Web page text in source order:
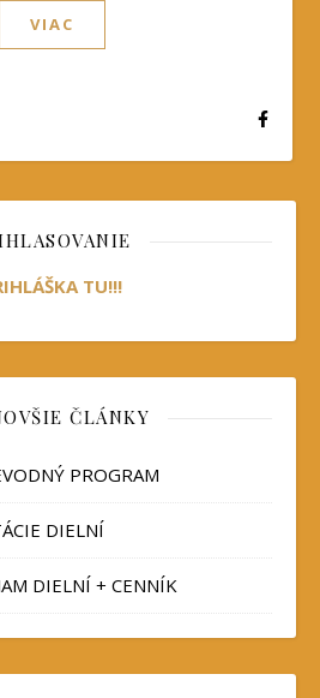
VIAC
TU!!!
ČLÁNKY
PROGRAM
DIELNÍ
DIELNÍ + CENNÍK